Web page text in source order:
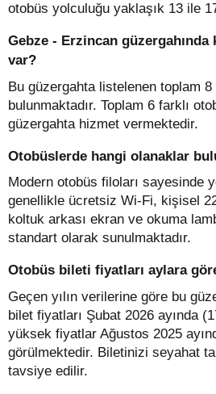
otobüs yolculuğu yaklaşık 13 ile
Gebze - Erzincan
var?
Bu güzergahta listelenen toplam
bulunmaktadır. Toplam 6 farklı
güzergahta hizmet vermektedir.
Otobüslerde hangi olanaklar
Modern otobüs filoları sayesinde
genellikle ücretsiz Wi-Fi, kişisel
koltuk arkası ekran ve okuma
standart olarak sunulmaktadır.
Otobüs bileti fiyatları aylara
Geçen yılın verilerine göre bu
bilet fiyatları Şubat 2026 ayında
yüksek fiyatlar Ağustos 2025
görülmektedir. Biletinizi seyahat
tavsiye edilir.